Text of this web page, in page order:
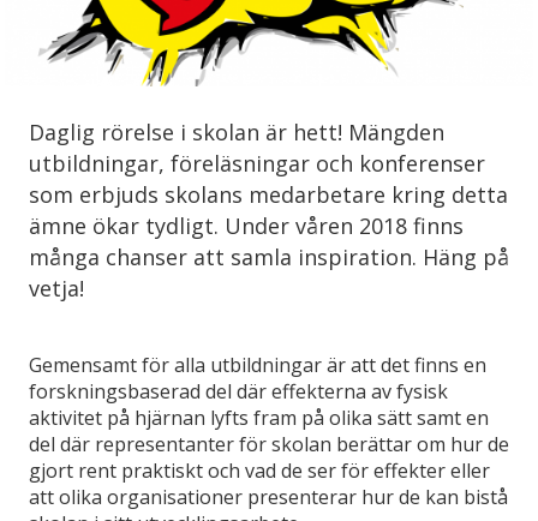
Daglig rörelse i skolan är hett! Mängden
utbildningar, föreläsningar och konferenser
som erbjuds skolans medarbetare kring detta
ämne ökar tydligt. Under våren 2018 finns
många chanser att samla inspiration. Häng på
vetja!
Gemensamt för alla utbildningar är att det finns en
forskningsbaserad del där effekterna av fysisk
aktivitet på hjärnan lyfts fram på olika sätt samt en
del där representanter för skolan berättar om hur de
gjort rent praktiskt och vad de ser för effekter eller
att olika organisationer presenterar hur de kan bistå